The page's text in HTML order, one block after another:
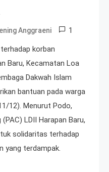
Anggraeni 1
korban
Baru, Kecamatan Loa
Dakwah Islam
bantuan pada warga
12). Menurut Podo,
LDII Harapan Baru,
solidaritas terhadap
yang terdampak.